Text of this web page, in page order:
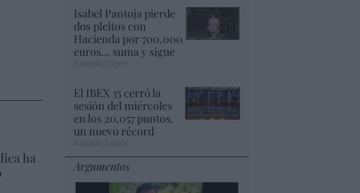
ha
Isabel Pantoja pierde
dos pleitos con
Hacienda por 700.000
euros... suma y sigue
El IBEX 35 cerró la
sesión del miércoles
en los 20.057 puntos,
un nuevo récord
Argumentos